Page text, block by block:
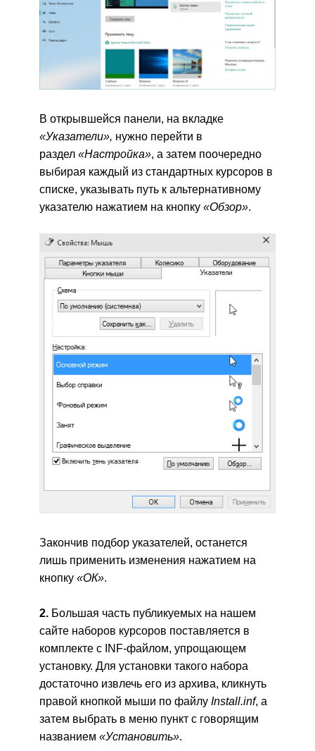
В открывшейся панели, на вкладке
«Указатели», нужно перейти в
раздел «Настройка», а затем поочередно
выбирая каждый из стандартных курсоров в
списке, указывать путь к альтернативному
указателю нажатием на кнопку «Обзор».
Закончив подбор указателей, останется
лишь применить изменения нажатием на
кнопку «ОК».
2. Большая часть публикуемых на нашем
сайте наборов курсоров поставляется в
комплекте с INF-файлом, упрощающем
установку. Для установки такого набора
достаточно извлечь его из архива, кликнуть
правой кнопкой мыши по файлу Install.inf, а
затем выбрать в меню пункт с говорящим
названием «Установить».